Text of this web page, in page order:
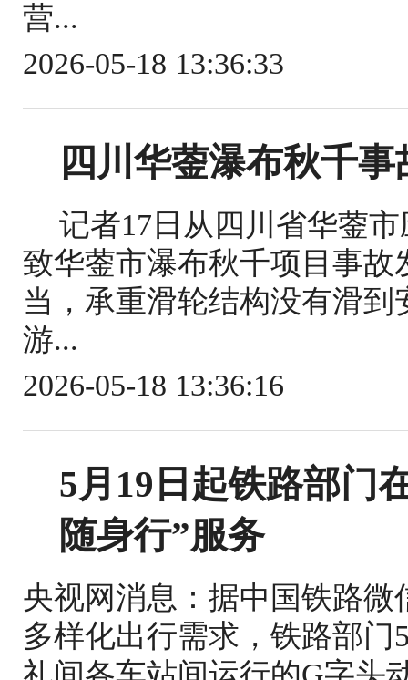
营...
2026-05-18 13:36:33
四川华蓥瀑布秋千
记者17日从四川省华蓥
致华蓥市瀑布秋千项目事
当，承重滑轮结构没有滑
游...
2026-05-18 13:36:16
5月19日起铁路部门
随身行”服务
央视网消息：据中国铁路
多样化出行需求，铁路部门